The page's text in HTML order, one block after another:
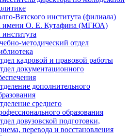
Вятского института (филиала)
имени О. Е. Кутафина (МГЮА)
методический отдел
кадровой и правовой работы
документационного
дополнительного
среднего
образования
довузовской подготовки,
перевода и восстановления